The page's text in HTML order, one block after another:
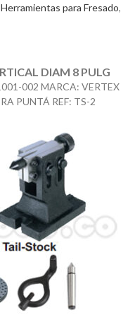
para Fresado,
DIAM 8 PULG
002 MARCA: VERTEX
PUNTÁ REF: TS-2